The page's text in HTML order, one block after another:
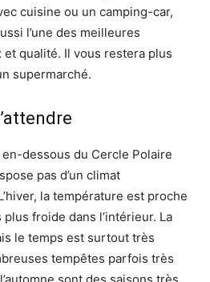
cuisine ou un camping-car,
l’une des meilleures
qualité. Il vous restera plus
supermarché.
dessous du Cercle Polaire
pas d’un climat
la température est proche
froide dans l’intérieur. La
le temps est surtout très
tempêtes parfois très